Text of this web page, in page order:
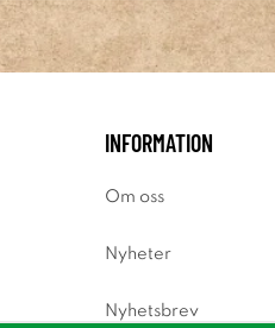
INFORMATION
Om oss
Nyheter
Nyhetsbrev